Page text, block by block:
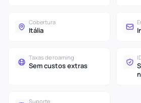
Cobertura
Itália
Taxas de roaming
Sem custos extras
Suporte